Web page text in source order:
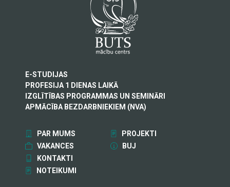
E-STUDIJAS
PROFESIJA 1 DIENAS LAIKĀ
IZGLĪTĪBAS PROGRAMMAS UN SEMINĀRI
APMĀCĪBA BEZDARBNIEKIEM (NVA)
PAR MUMS
PROJEKTI
VAKANCES
BUJ
KONTAKTI
NOTEIKUMI